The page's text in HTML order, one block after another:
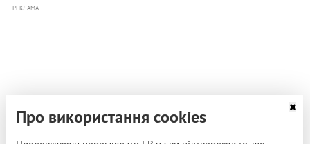
РЕКЛАМА
Про використання cookies